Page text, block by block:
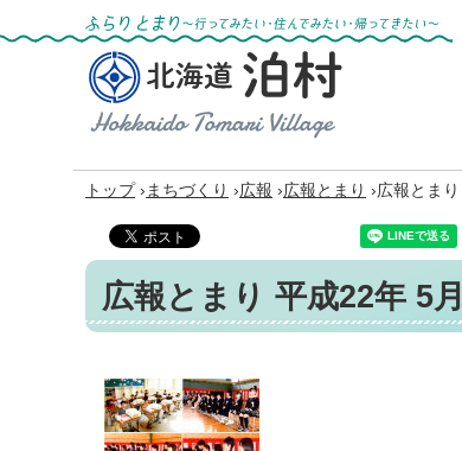
ふらりとまり～行ってみたい・住んでみた
い・帰ってきたい～
Village
トップ › まちづくり ›広報 ›広報とまり ›広報とま
広報とまり 平成22年 5